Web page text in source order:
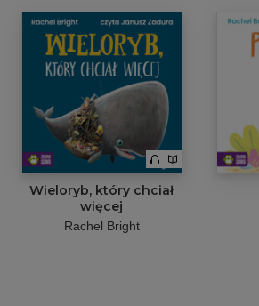
Wieloryb, który chciał
więcej
Rachel Bright